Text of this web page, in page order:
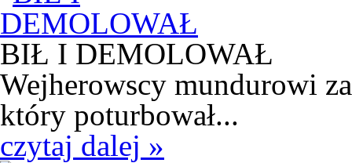
BIŁ I DEMOLOWAŁ
Wejherowscy mundurowi
który poturbował...
czytaj dalej »